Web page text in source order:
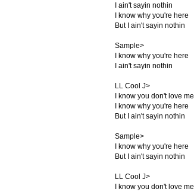
I ain't sayin nothin
I know why you're here
But I ain't sayin nothin
Sample>
I know why you're here
I ain't sayin nothin
LL Cool J>
I know you don't love me
I know why you're here
But I ain't sayin nothin
Sample>
I know why you're here
But I ain't sayin nothin
LL Cool J>
I know you don't love me